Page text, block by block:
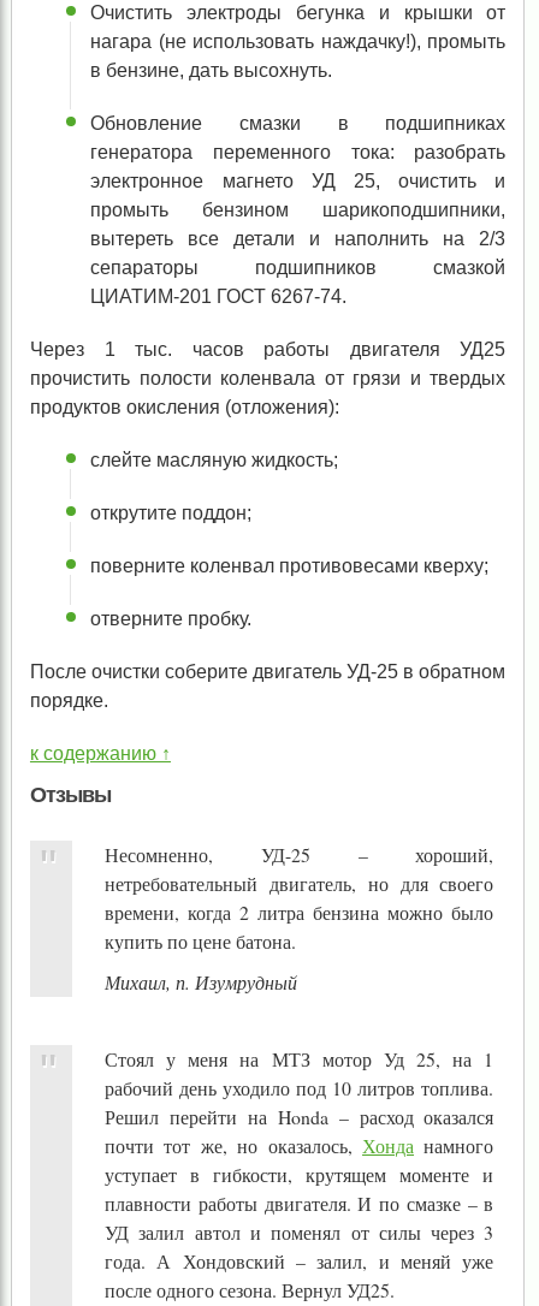
Очистить электроды бегунка и крышки от
нагара (не использовать наждачку!), промыть
в бензине, дать высохнуть.
Обновление смазки в подшипниках
генератора переменного тока: разобрать
электронное магнето УД 25, очистить и
промыть бензином шарикоподшипники,
вытереть все детали и наполнить на 2/3
сепараторы подшипников смазкой
ЦИАТИМ-201 ГОСТ 6267-74.
Через 1 тыс. часов работы двигателя УД25
прочистить полости коленвала от грязи и твердых
продуктов окисления (отложения):
слейте масляную жидкость;
открутите поддон;
поверните коленвал противовесами кверху;
отверните пробку.
После очистки соберите двигатель УД-25 в обратном
порядке.
к содержанию ↑
Отзывы
Несомненно, УД-25 – хороший,
нетребовательный двигатель, но для своего
времени, когда 2 литра бензина можно было
купить по цене батона.
Михаил, п. Изумрудный
Стоял у меня на МТЗ мотор Уд 25, на 1
рабочий день уходило под 10 литров топлива.
Решил перейти на Honda – расход оказался
почти тот же, но оказалось, Хонда намного
уступает в гибкости, крутящем моменте и
плавности работы двигателя. И по смазке – в
УД залил автол и поменял от силы через 3
года. А Хондовский – залил, и меняй уже
после одного сезона. Вернул УД25.